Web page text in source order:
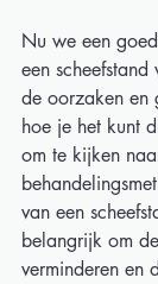
Nu we een
een
de oorzaken en
hoe je het kunt
om te kijken
van een
belangrijk om
verminderen en